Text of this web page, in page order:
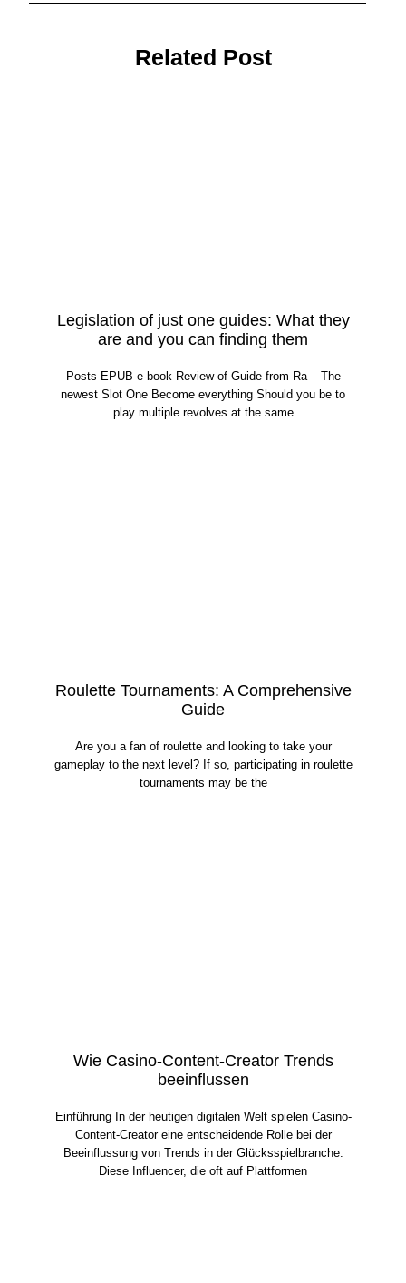
Related Post
Legislation of just one guides: What they
are and you can finding them
Posts EPUB e-book Review of Guide from Ra – The
newest Slot One Become everything Should you be to
play multiple revolves at the same
Roulette Tournaments: A Comprehensive
Guide
Are you a fan of roulette and looking to take your
gameplay to the next level? If so, participating in roulette
tournaments may be the
Wie Casino-Content-Creator Trends
beeinflussen
Einführung In der heutigen digitalen Welt spielen Casino-
Content-Creator eine entscheidende Rolle bei der
Beeinflussung von Trends in der Glücksspielbranche.
Diese Influencer, die oft auf Plattformen